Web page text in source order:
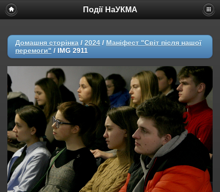
Події НаУКМА
Домашня сторінка / 2024 / Маніфест "Світ після нашої
перемоги" / IMG 2911